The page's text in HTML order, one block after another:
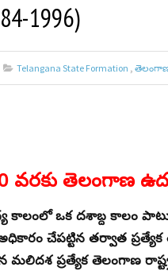
1996)
Telangana State Formation , తెలంగాణ
వరకు తెలంగాణ
కాలంలో ఒక దశాబ్ద కాలం
అధికారం చేపట్టిన తర్వాత
మలిదశ ప్రత్యేక తెలంగాణ